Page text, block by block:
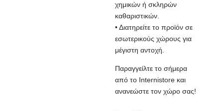
χημικών ή σκληρών
καθαριστικών.
• Διατηρείτε το προϊόν σε
εσωτερικούς χώρους για
μέγιστη αντοχή.
Παραγγείλτε το σήμερα
από το Internistore και
ανανεώστε τον χώρο σας!